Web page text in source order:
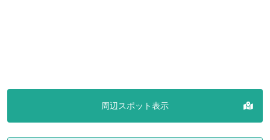
周辺スポット表示